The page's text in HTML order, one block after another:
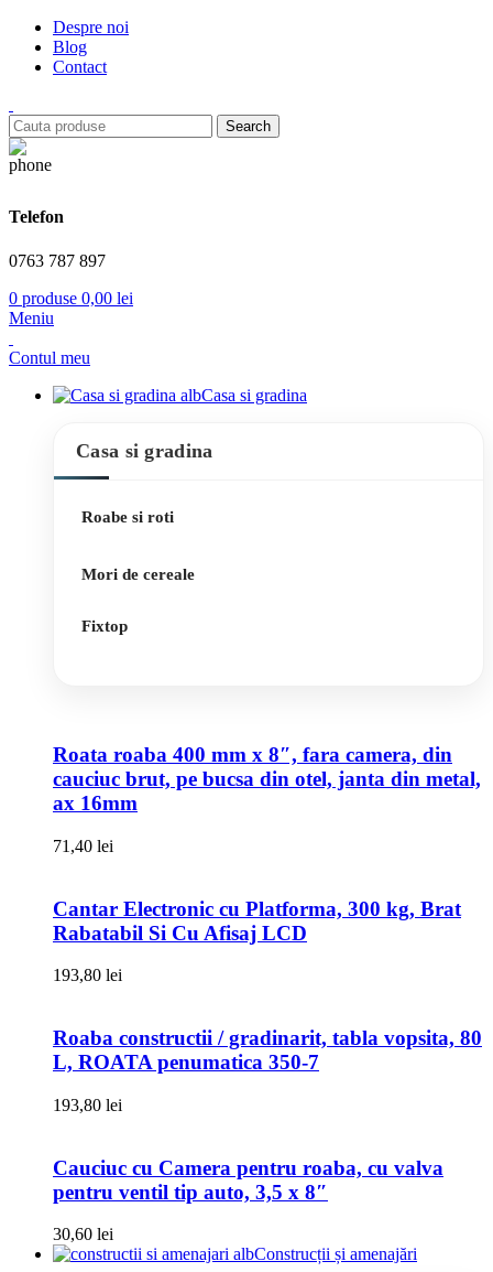
Despre noi
Blog
Contact
Search
Telefon
0763 787 897
0 produse 0,00 lei
Meniu
Contul meu
Casa si gradina
Casa si gradina
Roabe si roti
Mori de cereale
Fixtop
Roata roaba 400 mm x 8″, fara camera, din
cauciuc brut, pe bucsa din otel, janta din metal,
ax 16mm
71,40 lei
Cantar Electronic cu Platforma, 300 kg, Brat
Rabatabil Si Cu Afisaj LCD
193,80 lei
Roaba constructii / gradinarit, tabla vopsita, 80
L, ROATA penumatica 350-7
193,80 lei
Cauciuc cu Camera pentru roaba, cu valva
pentru ventil tip auto, 3,5 x 8″
30,60 lei
Construcții și amenajări